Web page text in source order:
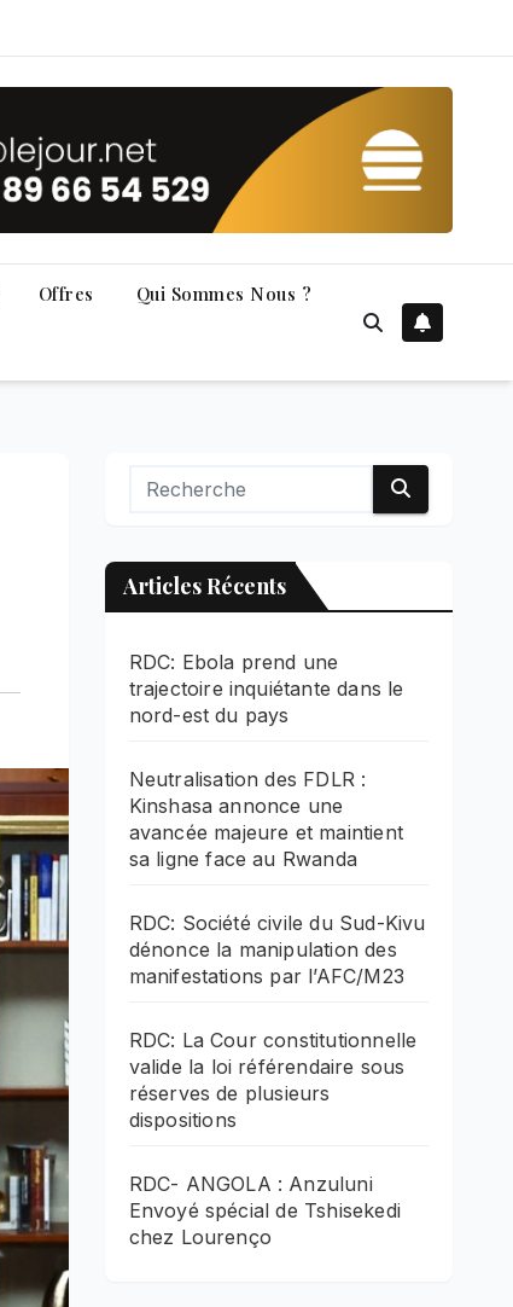
Offres Qui Sommes Nous ?
Articles Récents
RDC: Ebola prend une
trajectoire inquiétante dans le
nord-est du pays
Neutralisation des FDLR :
Kinshasa annonce une
avancée majeure et maintient
sa ligne face au Rwanda
RDC: Société civile du Sud-Kivu
dénonce la manipulation des
manifestations par l’AFC/M23
RDC: La Cour constitutionnelle
valide la loi référendaire sous
réserves de plusieurs
dispositions
RDC- ANGOLA : Anzuluni
Envoyé spécial de Tshisekedi
chez Lourenço